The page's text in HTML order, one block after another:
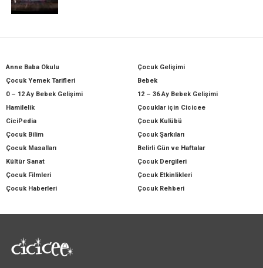
Anne Baba Okulu
Çocuk Gelişimi
Çocuk Yemek Tarifleri
Bebek
0 – 12 Ay Bebek Gelişimi
12 – 36 Ay Bebek Gelişimi
Hamilelik
Çocuklar için Cicicee
CiciPedia
Çocuk Kulübü
Çocuk Bilim
Çocuk Şarkıları
Çocuk Masalları
Belirli Gün ve Haftalar
Kültür Sanat
Çocuk Dergileri
Çocuk Filmleri
Çocuk Etkinlikleri
Çocuk Haberleri
Çocuk Rehberi